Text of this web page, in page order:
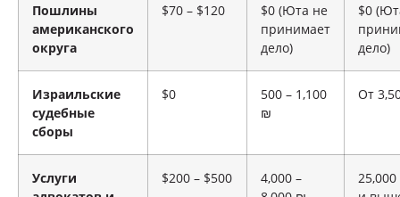
Пошлины
американского
округа
$70 – $120
$0 (Юта не
принимает
дело)
$0
дело)
Израильские
судебные
сборы
$0
500 – 1,100
₪
От
Услуги
$200 – $500
4,000 –